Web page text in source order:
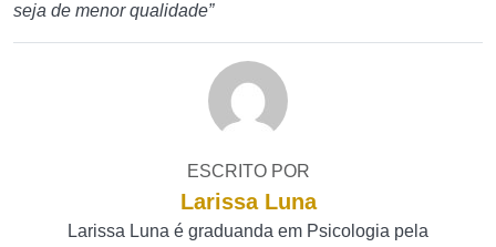
seja de menor qualidade”
ESCRITO POR
Larissa Luna
Larissa Luna é graduanda em Psicologia pela